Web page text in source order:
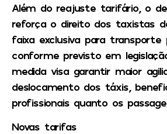
Além do reajuste tarifário, o
reforça o direito dos taxistas
faixa exclusiva para transporte
conforme previsto em
medida visa garantir maior
deslocamento dos táxis,
profissionais quanto os
Novas tarifas